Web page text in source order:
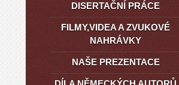
DISERTAČNÍ PRÁCE
FILMY,VIDEA A ZVUKOVÉ
NAHRÁVKY
NAŠE PREZENTACE